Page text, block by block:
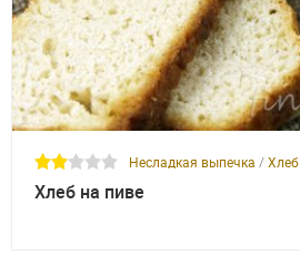
Несладкая выпечка /Хлеб
Хлеб на пиве